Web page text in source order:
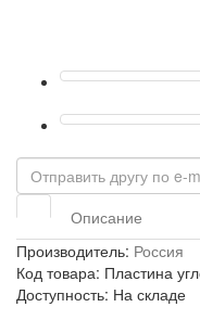
Описание
Производитель: Россия
Код товара: Пластина
Доступность: На складе